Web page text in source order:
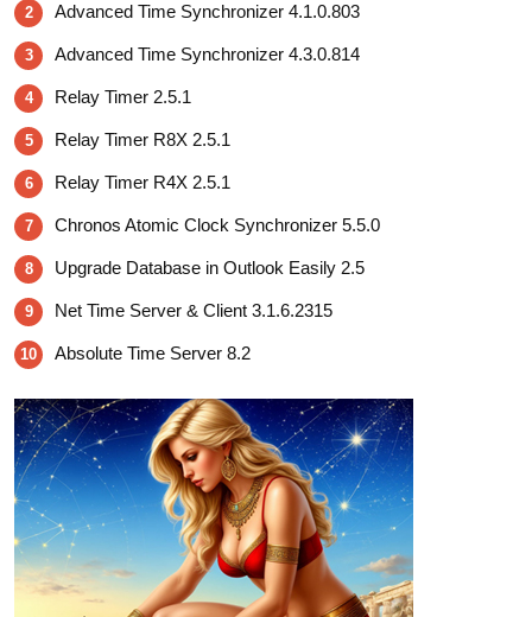
2 Advanced Time Synchronizer 4.1.0.803
3 Advanced Time Synchronizer 4.3.0.814
4 Relay Timer 2.5.1
5 Relay Timer R8X 2.5.1
6 Relay Timer R4X 2.5.1
7 Chronos Atomic Clock Synchronizer 5.5.0
8 Upgrade Database in Outlook Easily 2.5
9 Net Time Server & Client 3.1.6.2315
10 Absolute Time Server 8.2